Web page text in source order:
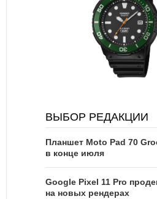
ВЫБОР РЕДАКЦИИ
Планшет Moto Pad 70
в конце июля
Google Pixel 11 Pro
на новых рендерах